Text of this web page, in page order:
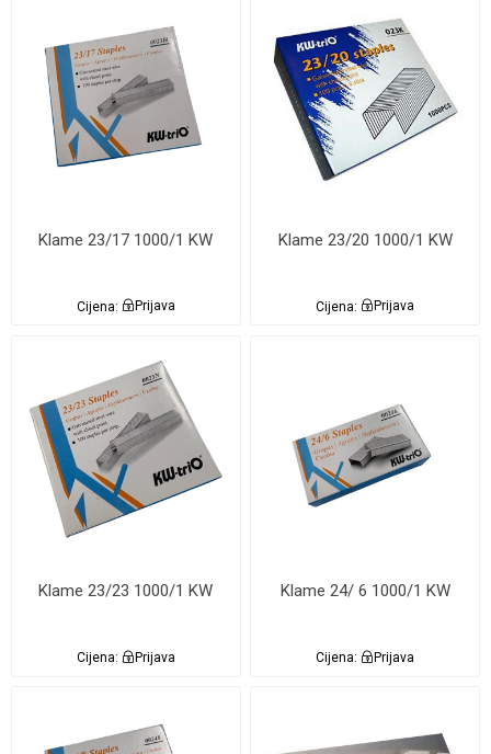
Klame 23/17 1000/1 KW
Cijena: Prijava
Klame 23/20 1000/1 KW
Cijena: Prijava
Klame 23/23 1000/1 KW
Cijena: Prijava
Klame 24/ 6 1000/1 KW
Cijena: Prijava